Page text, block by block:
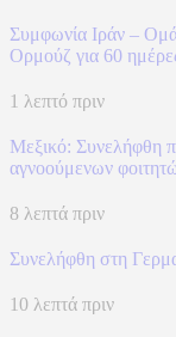
Συμφωνία Ιράν –
Ορμούζ για 60
1 λεπτό πριν
Μεξικό: Συνελήφθη
αγνοούμενων
8 λεπτά πριν
Συνελήφθη στη
10 λεπτά πριν